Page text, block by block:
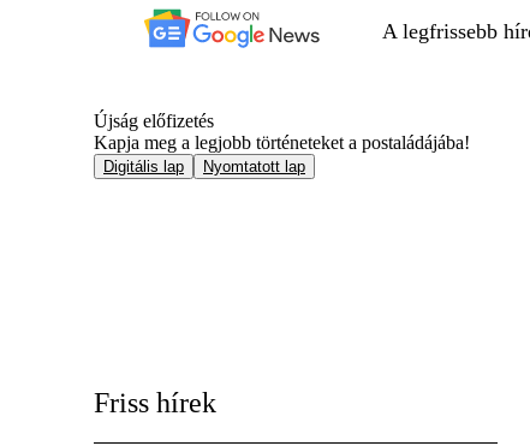
A legfrissebb
Újság előfizetés
Kapja meg a legjobb történeteket a postaládájába!
Digitális lap Nyomtatott lap
Friss hírek